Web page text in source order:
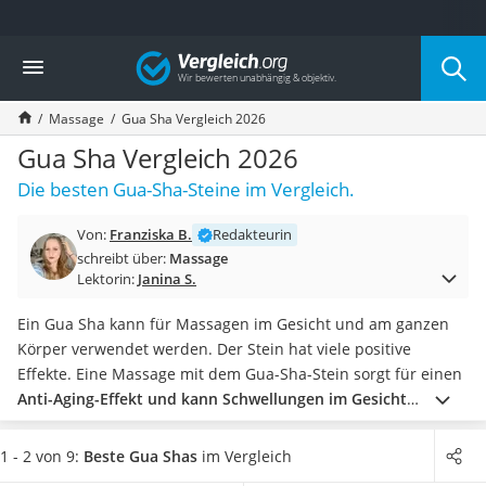
Die beliebtesten Vergleiche nach Kategorie
Drogerie
Inhalator
Haarschneider
Rollator
Braun Rasierer
Katzenklappe (Chip)
Masturbator
Massagepistole
Reisehaartrockner
Eiweißpulver
Magnesiumpräparat
Katzenklappe
Nackenmassagegerät
Zeckenschutz Katze
Vergleich
Massage Gua Sha Vergleich 2026
Gua Sha Vergleich 2026
Die besten Gua-Sha-Steine im Vergleich.
Von: Franziska B.
Redakteurin
schreibt über: Massage
Lektorin: Janina S.
Ein Gua Sha kann für Massagen im Gesicht und am ganzen
Körper verwendet werden. Der Stein hat viele positive
Effekte. Eine Massage mit dem Gua-Sha-Stein sorgt für einen
Anti-Aging-Effekt und kann Schwellungen im Gesicht
reduzieren. Zudem kann der Stein laut gängigen Tests im
Internet Kopf- oder Rückenschmerzen lindern. Der Gua Sha
1 - 2 von 9: Beste Gua Shas im Vergleich